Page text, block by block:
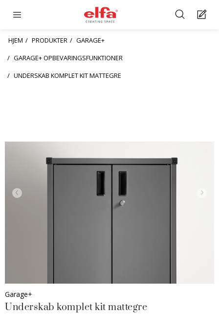
HJEM PRODUKTER
GARAGE+
GARAGE+ OPBEVARINGSFUNKTIONER
UNDERSKAB KOMPLET KIT MATTEGRE
Garage+
Underskab komplet kit mattegre